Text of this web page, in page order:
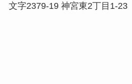
文字2379-19 神宮東2丁目1-23